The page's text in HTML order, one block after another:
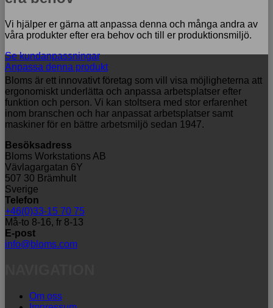
Vi hjälper er gärna att anpassa denna och många andra av
våra produkter efter era behov och till er produktionsmiljö.
Se kundanpassningar
Anpassa denna produkt
Bloms är ett innovativt företag som vill visa möjligheterna att
ergonomiskt underlätta och anpassa arbetsplatser efter
funktion och person. Vi kan stoltsera med stor erfarenhet
inom branschen och har anpassat arbetsplatser samt
maskiner för en bättre arbetsmiljö sedan 1947.
Besöksadress
Bloms Workstations AB
Vävlagargatan 6Y
507 30 Brämhult
Sverige
Telefon
+46(0)33-15 70 75
Må-to 8-16, fr 8-13
E-post
info@bloms.com
Om oss